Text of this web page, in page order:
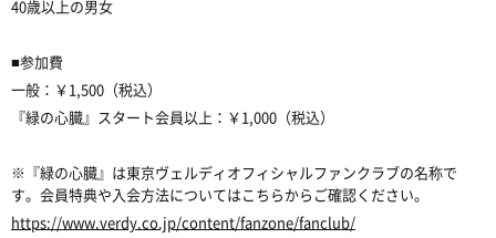
40歳以上の男女
■参加費
一般：￥1,500（税込）
『緑の心臓』スタート会員以上：￥1,000（税込）
※『緑の心臓』は東京ヴェルディオフィシャルファンクラブの名称で
す。会員特典や入会方法についてはこちらからご確認ください。
https://www.verdy.co.jp/content/fanzone/fanclub/